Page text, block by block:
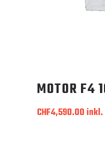
MOTOR F4
CHF4,590.00 inkl.